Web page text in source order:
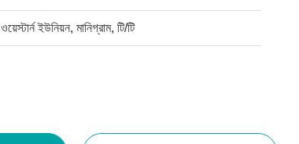
ওয়েস্টার্ন ইউনিয়ন, মানিগ্রাম, টি/টি